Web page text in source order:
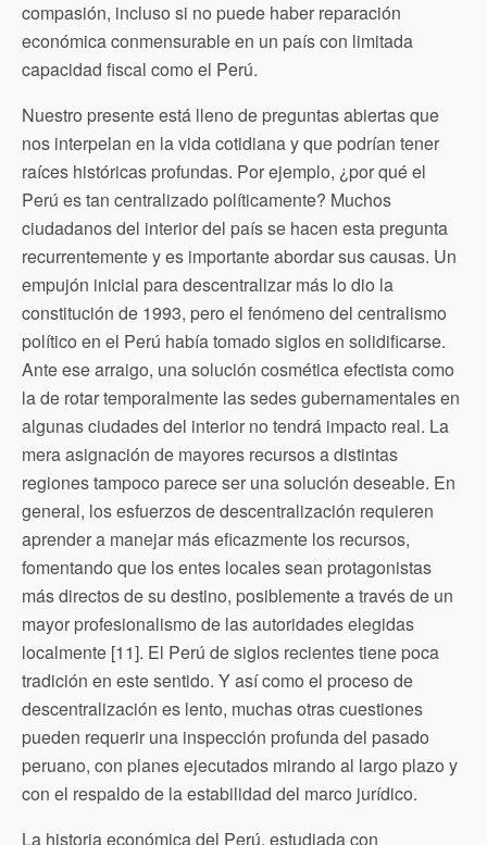
compasión, incluso si no puede haber reparación
económica conmensurable en un país con limitada
capacidad fiscal como el Perú.
Nuestro presente está lleno de preguntas abiertas que
nos interpelan en la vida cotidiana y que podrían tener
raíces históricas profundas. Por ejemplo, ¿por qué el
Perú es tan centralizado políticamente? Muchos
ciudadanos del interior del país se hacen esta pregunta
recurrentemente y es importante abordar sus causas. Un
empujón inicial para descentralizar más lo dio la
constitución de 1993, pero el fenómeno del centralismo
político en el Perú había tomado siglos en solidificarse.
Ante ese arraigo, una solución cosmética efectista como
la de rotar temporalmente las sedes gubernamentales en
algunas ciudades del interior no tendrá impacto real. La
mera asignación de mayores recursos a distintas
regiones tampoco parece ser una solución deseable. En
general, los esfuerzos de descentralización requieren
aprender a manejar más eficazmente los recursos,
fomentando que los entes locales sean protagonistas
más directos de su destino, posiblemente a través de un
mayor profesionalismo de las autoridades elegidas
localmente [11]. El Perú de siglos recientes tiene poca
tradición en este sentido. Y así como el proceso de
descentralización es lento, muchas otras cuestiones
pueden requerir una inspección profunda del pasado
peruano, con planes ejecutados mirando al largo plazo y
con el respaldo de la estabilidad del marco jurídico.
La historia económica del Perú, estudiada con